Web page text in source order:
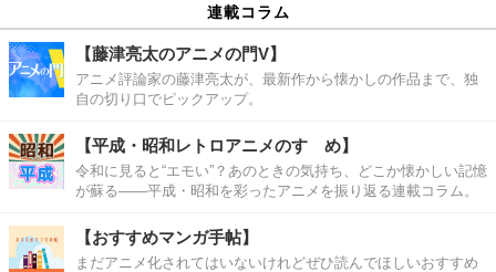
連載コラム
【藤津亮太のアニメの門V】
アニメ評論家の藤津亮太が、最新作から懐かしの作品まで、独
自の切り口でピックアップ。
【平成・昭和レトロアニメのすゝめ】
令和に見ると“エモい”？あのときの気持ち、どこか懐かしい記憶
が蘇る――平成・昭和を彩ったアニメを振り返る連載コラム。
【おすすめマンガ手帖】
まだアニメ化されてはいないけれどぜひ読んでほしいおすすめ